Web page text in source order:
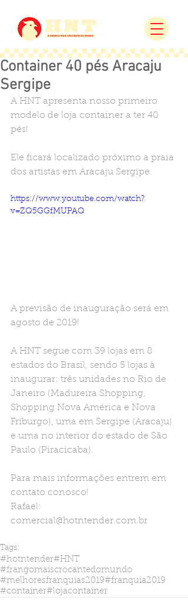
Container 40 pés Aracaju
Sergipe
A HNT apresenta nosso primeiro
modelo de loja container a ter 40
pés!
Ele ficará localizado próximo a praia
dos artistas em Aracaju Sergipe.
https://www.youtube.com/watch?
v=ZQ5GGfMUPAQ
A previsão de inauguração será em
agosto de 2019!
A HNT segue com 39 lojas em 8
estados do Brasil, sendo 5 lojas à
inaugurar: três unidades no Rio de
Janeiro (Madureira Shopping,
Shopping Nova América e Nova
Friburgo), uma em Sergipe (Aracaju)
e uma no interior do estado de São
Paulo (Piracicaba).
Para mais informações entrem em
contato conosco!
Rafael:
comercial@hotntender.com.br
Tags:
#hotntender#HNT
#frangomaiscrocantedomundo
#melhoresfranquias2019#franquia2019
#container#lojacontainer